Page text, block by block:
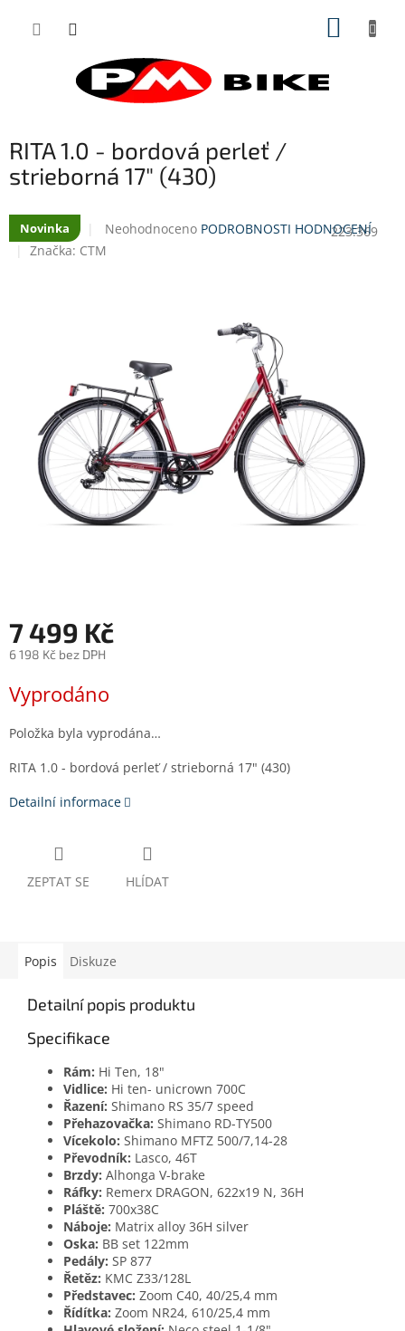
RITA 1.0 - bordová perleť /
strieborná 17" (430)
223.369
Novinka
Průměrné
hodnocení
Neohodnoceno PODROBNOSTI HODNOCENÍ
Značka: CTM
7 499 Kč
6 198 Kč bez DPH
cena:
Vyprodáno
Položka byla vyprodána…
RITA 1.0 - bordová perleť / strieborná 17" (430)
Detailní informace
ZEPTAT SE HLÍDAT
Popis Diskuze
Detailní popis produktu
Specifikace
Rám: Hi Ten, 18"
Vidlice: Hi ten- unicrown 700C
Řazení: Shimano RS 35/7 speed
Přehazovačka: Shimano RD-TY500
Vícekolo: Shimano MFTZ 500/7,14-28
Převodník: Lasco, 46T
Brzdy: Alhonga V-brake
Ráfky: Remerx DRAGON, 622x19 N, 36H
Pláště: 700x38C
Náboje: Matrix alloy 36H silver
Oska: BB set 122mm
Pedály: SP 877
Řetěz: KMC Z33/128L
Představec: Zoom C40, 40/25,4 mm
Řídítka: Zoom NR24, 610/25,4 mm